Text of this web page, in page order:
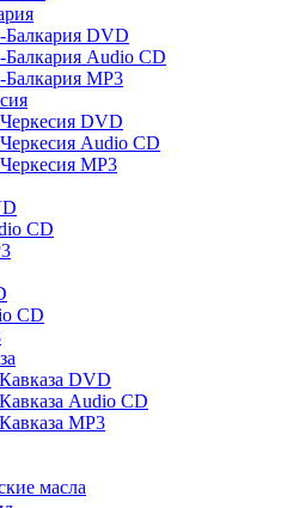
Балкария DVD
Audio CD
MP3
DVD
Audio CD
MP3
CD
CD
DVD
Audio CD
MP3
масла